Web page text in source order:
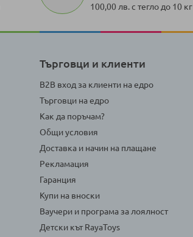
100,00 лв. с тегло до 10 кг
Търговци и клиенти
B2B вход за клиенти на едро
Търговци на едро
Как да поръчам?
Общи условия
Доставка и начин на плащане
Рекламация
Гаранция
Купи на вноски
Ваучери и програма за лоялност
Детски кът RayaToys